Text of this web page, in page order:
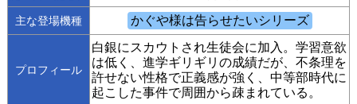
主な登場機種
プロフィール
白銀にスカウトされ生徒会に加入。学習意欲
は低く、進学ギリギリの成績だが、不条理を
許せない性格で正義感が強く、中等部時代に
起こした事件で周囲から疎まれている。